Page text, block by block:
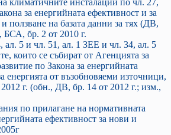
климатичните инсталации по чл. 27,
за енергийната ефективност и за
ползване на базата данни за тях (ДВ,
БСА, бр. 2 от 2010 г.
ал. 5 и чл. 51, ал. 1 ЗЕЕ и чл. 34, ал. 5
които се събират от Агенцията за
по Закона за енергийната
енергията от възобновяеми източници,
г. (обн., ДВ, бр. 14 от 2012 г.; изм.,
по прилагане на нормативната
ефективност за нови и